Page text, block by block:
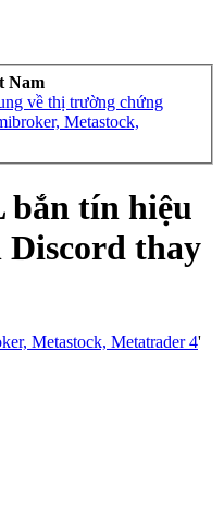
Nam
về thị trường chứng
Metastock,
bắn tín hiệu
thay
Metastock, Metatrader 4'